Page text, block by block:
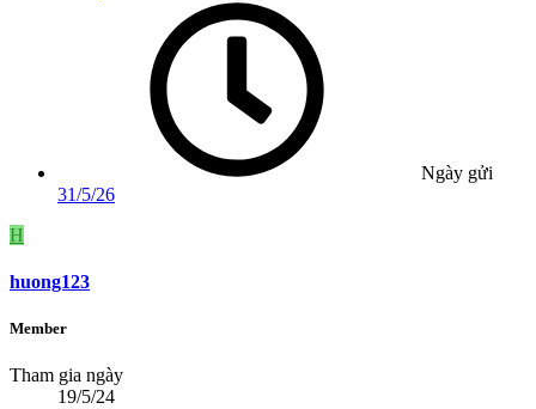
Ngày gửi
31/5/26
H
huong123
Member
Tham gia ngày
19/5/24